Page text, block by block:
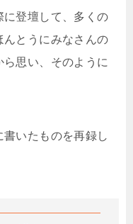
登壇して、多くの
とうにみなさんの
思い、そのように
いたものを再録し